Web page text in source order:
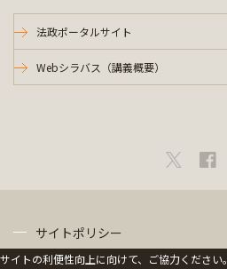
法政ポータルサイト
Webシラバス（講義概要）
サイトポリシー
サイトの利便性向上に向けて、ご協力ください。